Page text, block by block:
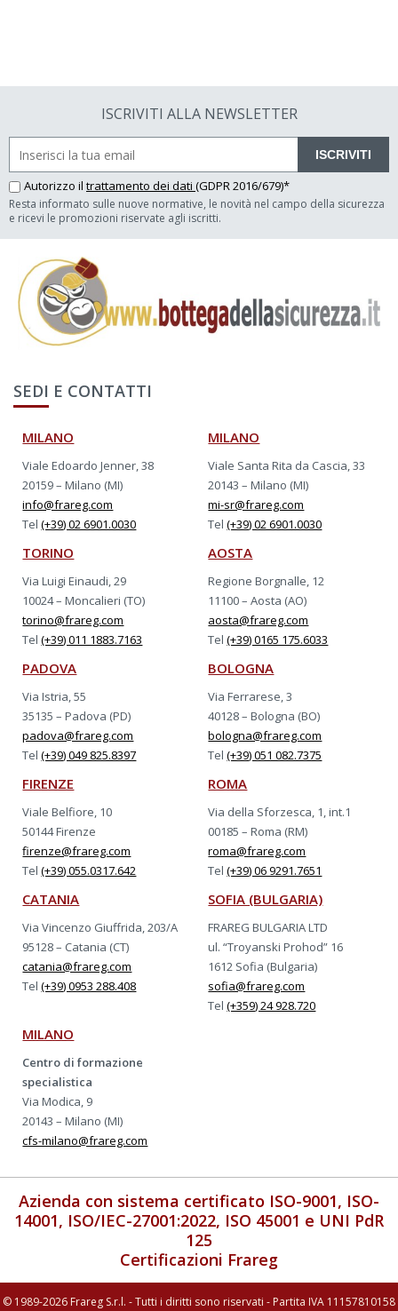
ISCRIVITI ALLA NEWSLETTER
ISCRIVITI
Autorizzo il trattamento dei dati (GDPR 2016/679)*
Resta informato sulle nuove normative, le novità nel campo della sicurezza
e ricevi le promozioni riservate agli iscritti.
SEDI E CONTATTI
MILANO
Viale Edoardo Jenner, 38
20159 – Milano (MI)
info@frareg.com
Tel(+39) 02 6901.0030
MILANO
Viale Santa Rita da Cascia, 33
20143 – Milano (MI)
mi-sr@frareg.com
Tel(+39) 02 6901.0030
TORINO
Via Luigi Einaudi, 29
10024 – Moncalieri (TO)
torino@frareg.com
Tel(+39) 011 1883.7163
AOSTA
Regione Borgnalle, 12
11100 – Aosta (AO)
aosta@frareg.com
Tel(+39) 0165 175.6033
PADOVA
Via Istria, 55
35135 – Padova (PD)
padova@frareg.com
Tel(+39) 049 825.8397
BOLOGNA
Via Ferrarese, 3
40128 – Bologna (BO)
bologna@frareg.com
Tel(+39) 051 082.7375
FIRENZE
Viale Belfiore, 10
50144 Firenze
firenze@frareg.com
Tel(+39) 055.0317.642
ROMA
Via della Sforzesca, 1, int.1
00185 – Roma (RM)
roma@frareg.com
Tel(+39) 06 9291.7651
CATANIA
Via Vincenzo Giuffrida, 203/A
95128 – Catania (CT)
catania@frareg.com
Tel(+39) 0953 288.408
SOFIA (BULGARIA)
FRAREG BULGARIA LTD
ul. “Troyanski Prohod” 16
1612 Sofia (Bulgaria)
sofia@frareg.com
Tel(+359) 24 928.720
MILANO
Centro di formazione
specialistica
Via Modica, 9
20143 – Milano (MI)
cfs-milano@frareg.com
Azienda con sistema certificato ISO-9001, ISO-
14001, ISO/IEC-27001:2022, ISO 45001 e UNI PdR
125
Certificazioni Frareg
© 1989-2026 Frareg S.r.l. - Tutti i diritti sono riservati - Partita IVA 11157810158